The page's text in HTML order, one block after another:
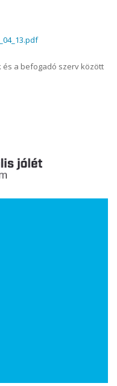
és a befogadó szerv között